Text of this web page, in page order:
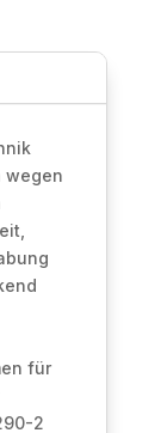
wegen
für
2